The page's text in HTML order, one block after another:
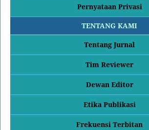
Pernyataan Privasi
TENTANG KAMI
Tentang Jurnal
Tim Reviewer
Dewan Editor
Etika Publikasi
Frekuensi Terbitan